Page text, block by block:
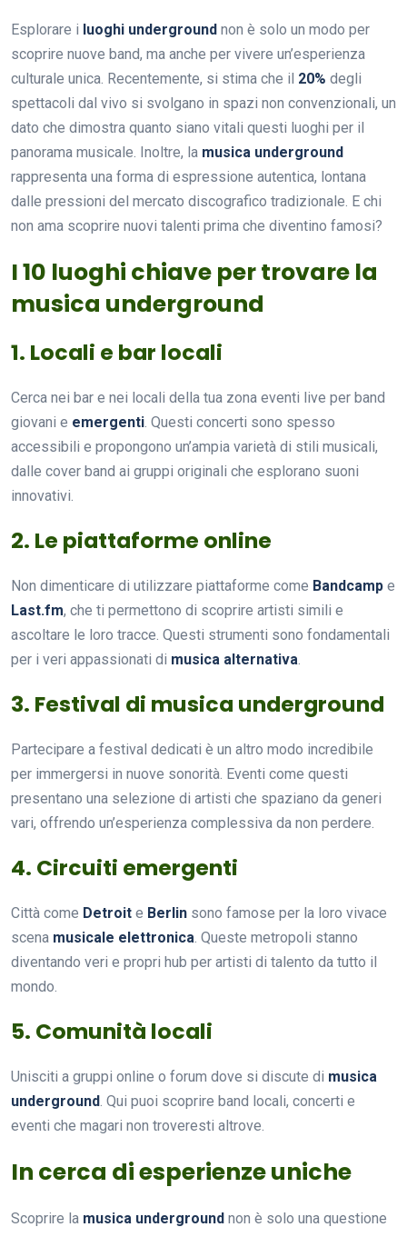
Esplorare i luoghi underground non è solo un modo per
scoprire nuove band, ma anche per vivere un’esperienza
culturale unica. Recentemente, si stima che il 20% degli
spettacoli dal vivo si svolgano in spazi non convenzionali, un
dato che dimostra quanto siano vitali questi luoghi per il
panorama musicale. Inoltre, la musica underground
rappresenta una forma di espressione autentica, lontana
dalle pressioni del mercato discografico tradizionale. E chi
non ama scoprire nuovi talenti prima che diventino famosi?
I 10 luoghi chiave per trovare la
musica underground
1. Locali e bar locali
Cerca nei bar e nei locali della tua zona eventi live per band
giovani e emergenti. Questi concerti sono spesso
accessibili e propongono un’ampia varietà di stili musicali,
dalle cover band ai gruppi originali che esplorano suoni
innovativi.
2. Le piattaforme online
Non dimenticare di utilizzare piattaforme come Bandcamp e
Last.fm, che ti permettono di scoprire artisti simili e
ascoltare le loro tracce. Questi strumenti sono fondamentali
per i veri appassionati di musica alternativa.
3. Festival di musica underground
Partecipare a festival dedicati è un altro modo incredibile
per immergersi in nuove sonorità. Eventi come questi
presentano una selezione di artisti che spaziano da generi
vari, offrendo un’esperienza complessiva da non perdere.
4. Circuiti emergenti
Città come Detroit e Berlin sono famose per la loro vivace
scena musicale elettronica. Queste metropoli stanno
diventando veri e propri hub per artisti di talento da tutto il
mondo.
5. Comunità locali
Unisciti a gruppi online o forum dove si discute di musica
underground. Qui puoi scoprire band locali, concerti e
eventi che magari non troveresti altrove.
In cerca di esperienze uniche
Scoprire la musica underground non è solo una questione